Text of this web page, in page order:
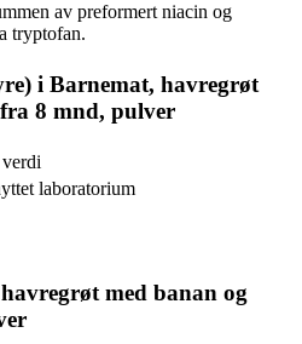
av preformert niacin og
tryptofan.
i Barnemat, havregrøt
8 mnd, pulver
laboratorium
med banan og